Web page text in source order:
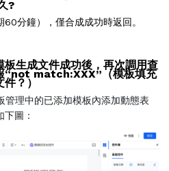
?
分鐘），僅合成成功時返回。
生成文件成功後，再次調用查
“not match:XXX”（模板填充
？）
理中的已添加模板內添加動態表
圖：